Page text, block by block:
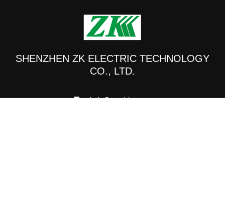
SHENZHEN ZK ELECTRIC TECHNOLOGY
CO., LTD.
cindy@zundrive.com